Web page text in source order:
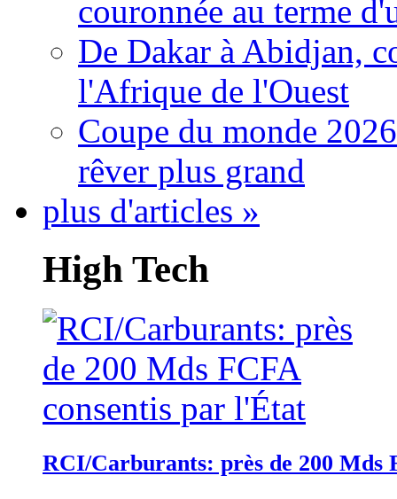
couronnée au terme
De Dakar à Abidjan,
l'Afrique de l'Ouest
Coupe du monde
rêver plus grand
plus d'articles »
High Tech
RCI/Carburants: près de 200 Mds